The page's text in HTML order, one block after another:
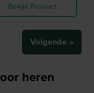
Bekijk Product
Volgende »
heren